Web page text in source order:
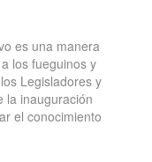
es una manera
los fueguinos y
Legisladores y
la inauguración
el conocimiento